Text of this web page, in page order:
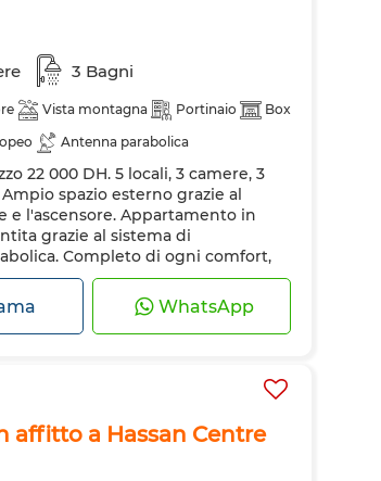
3 Bagni
Vista montagna Portinaio
Box
Antenna parabolica
di allarme
Doppi vetri
Lavatrice
animali domestici
22 000 DH. 5 locali, 3 camere, 3
spazio esterno grazie al
e l'ascensore. Appartamento in
grazie al sistema di
Completo di ogni comfort,
per la tua sicurezza. ...
WhatsApp
affitto a Hassan Centre